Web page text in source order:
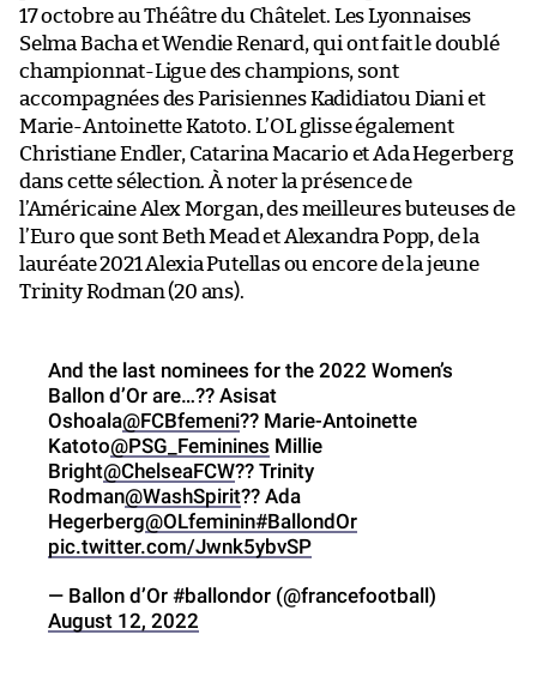
17 octobre au Théâtre du Châtelet. Les Lyonnaises
Selma Bacha et Wendie Renard, qui ont fait le doublé
championnat-Ligue des champions, sont
accompagnées des Parisiennes Kadidiatou Diani et
Marie-Antoinette Katoto. L’OL glisse également
Christiane Endler, Catarina Macario et Ada Hegerberg
dans cette sélection. À noter la présence de
l’Américaine Alex Morgan, des meilleures buteuses de
l’Euro que sont Beth Mead et Alexandra Popp, de la
lauréate 2021 Alexia Putellas ou encore de la jeune
Trinity Rodman (20 ans).
And the last nominees for the 2022 Women’s
Ballon d’Or are…?? Asisat
Oshoala@FCBfemeni?? Marie-Antoinette
Katoto@PSG_Feminines Millie
Bright@ChelseaFCW?? Trinity
Rodman@WashSpirit?? Ada
Hegerberg@OLfeminin#BallondOr
pic.twitter.com/Jwnk5ybvSP
— Ballon d’Or #ballondor (@francefootball)
August 12, 2022